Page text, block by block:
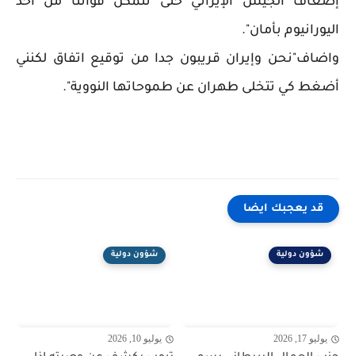
اليورانيوم بأمان".
واضاف"نحن وإيران قريبون جدا من توقيع اتفاق لكنني
أضغط كي تتخلى طهران عن طموحاتها النووية".
قد يعجبك ايضا
شؤون دولية
يوليو 17, 2026
شؤون دولية
يوليو 10, 2026